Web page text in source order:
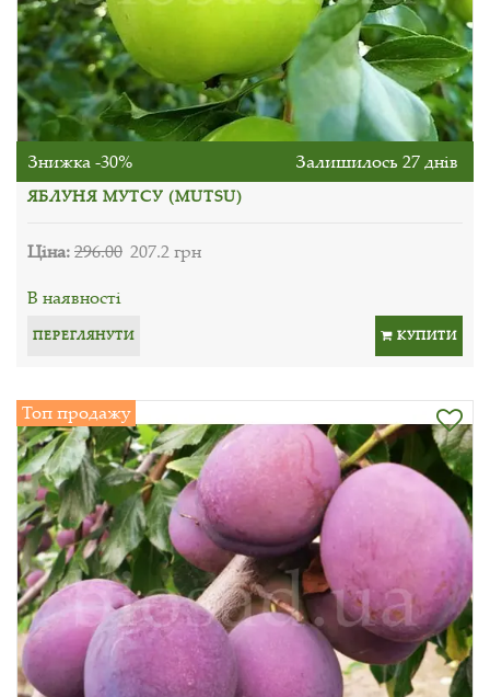
Знижка -30% Залишилось 27 днів
ЯБЛУНЯ МУТСУ (MUTSU)
Ціна:296.00 207.2 грн
В наявності
ПЕРЕГЛЯНУТИ КУПИТИ
Топ продажу